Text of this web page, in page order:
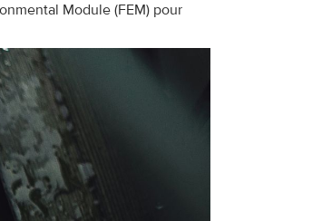
Module (FEM) pour